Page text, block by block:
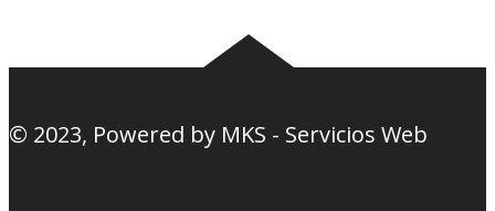
© 2023, Powered by MKS - Servicios Web